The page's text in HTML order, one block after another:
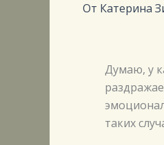
От Катерина
Думаю, у
таких